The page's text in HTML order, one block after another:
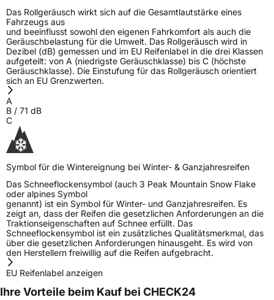
EPREL ID 1678212
Allgemeine Produktsicherheit (GPSR)
HerstellerkontaktEUCEREP B.V., Roald Dahllaan 33 5629MC
Eindhoven The Netherlands Niederlande,
Das Rollgeräusch wirkt sich auf die Gesamtlautstärke eines
Fahrzeugs aus
und beeinflusst sowohl den eigenen Fahrkomfort als auch die
Geräuschbelastung für die Umwelt. Das Rollgeräusch wird in
Dezibel (dB) gemessen und im EU Reifenlabel in die drei Klassen
aufgeteilt: von A (niedrigste Geräuschklasse) bis C (höchste
Geräuschklasse). Die Einstufung für das Rollgeräusch orientiert
sich an EU Grenzwerten.
A
B / 71 dB
C
Symbol für die Wintereignung bei Winter- & Ganzjahresreifen
Das Schneeflockensymbol (auch 3 Peak Mountain Snow Flake
oder alpines Symbol
genannt) ist ein Symbol für Winter- und Ganzjahresreifen. Es
zeigt an, dass der Reifen die gesetzlichen Anforderungen an die
Traktionseigenschaften auf Schnee erfüllt. Das
Schneeflockensymbol ist ein zusätzliches Qualitätsmerkmal, das
über die gesetzlichen Anforderungen hinausgeht. Es wird von
den Herstellern freiwillig auf die Reifen aufgebracht.
EU Reifenlabel anzeigen
Ihre Vorteile beim Kauf bei CHECK24